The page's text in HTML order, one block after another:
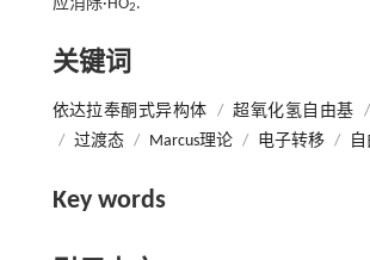
应消除·HO2.
关键词
依达拉奉酮式异构体 / 超氧化氢自由基 /
/ 过渡态 / Marcus理论 / 电子转移 /
Key words